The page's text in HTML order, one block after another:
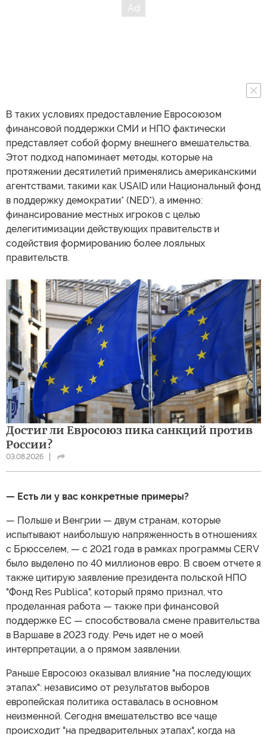
В таких условиях предоставление Евросоюзом
финансовой поддержки СМИ и НПО фактически
представляет собой форму внешнего вмешательства.
Этот подход напоминает методы, которые на
протяжении десятилетий применялись американскими
агентствами, такими как USAID или Национальный фонд
в поддержку демократии* (NED*), а именно:
финансирование местных игроков с целью
делегитимизации действующих правительств и
содействия формированию более лояльных
правительств.
Достиг ли Евросоюз пика санкций против
России?
03.08.2026
— Есть ли у вас конкретные примеры?
— Польше и Венгрии — двум странам, которые
испытывают наибольшую напряженность в отношениях
с Брюсселем, — с 2021 года в рамках программы CERV
было выделено по 40 миллионов евро. В своем отчете я
также цитирую заявление президента польской НПО
"Фонд Res Publica", который прямо признал, что
проделанная работа — также при финансовой
поддержке ЕС — способствовала смене правительства
в Варшаве в 2023 году. Речь идет не о моей
интерпретации, а о прямом заявлении.
Раньше Евросоюз оказывал влияние "на последующих
этапах": независимо от результатов выборов
европейская политика оставалась в основном
неизменной. Сегодня вмешательство все чаще
происходит "на предварительных этапах", когда на